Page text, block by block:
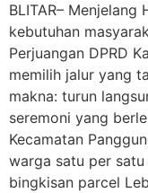
BLITAR–
kebutuhan
Perjuangan DPRD
memilih jalur yang
makna: turun
seremoni yang
Kecamatan
warga satu per
bingkisan parcel